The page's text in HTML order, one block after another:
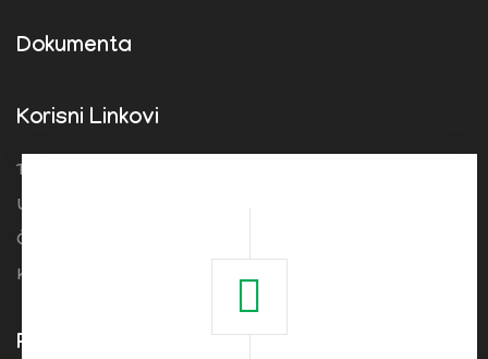
Dokumenta
Korisni Linkovi
Turistička organizacija Srbije
Ugostitelji
Često postavljena pitanja
Kolačići
Pogledajte